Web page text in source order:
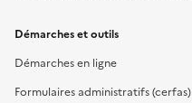
Démarches et outils
Démarches en ligne
Formulaires administratifs (cerfas)